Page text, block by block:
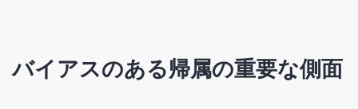
バイアスのある帰属の重要な側面